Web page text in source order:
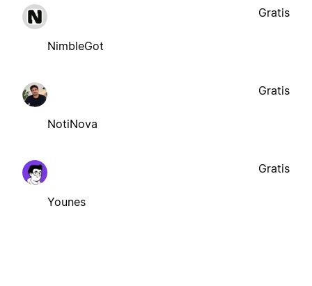
NimbleGot
Gratis
NotiNova
Gratis
Younes
Gratis